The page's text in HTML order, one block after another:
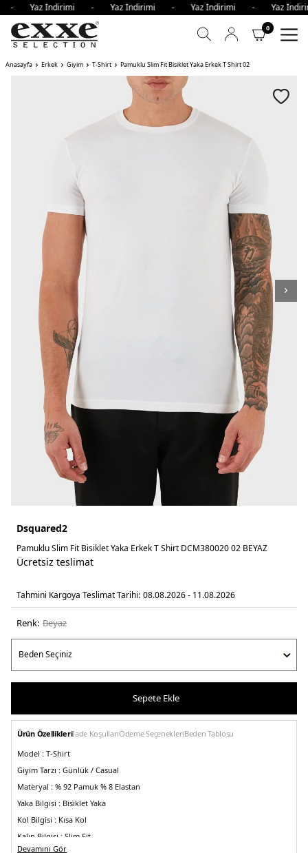
- Yaz İndirimi - Yaz İndirimi - Yaz İndirimi - Yaz
0
Anasayfa Erkek Giyim T-Shirt Pamuklu Slim Fit Bisiklet Yaka Erkek T Shirt 02
Dsquared2
Pamuklu Slim Fit Bisiklet Yaka Erkek T Shirt DCM380020 02 BEYAZ
Ücretsiz teslimat
Tahmini Kargoya Teslimat Tarihi: 08.08.2026 - 11.08.2026
Renk: beyaz
Sepete Ekle
Ürün Özellikleriİade KoşullarıÖdeme SeçenekleriBeden Tablosu
Model : T-Shirt
Giyim Tarzı : Günlük / Casual
Materyal : % 92 Pamuk % 8 Elastan
Yaka Bilgisi : Bisiklet Yaka
Kol Bilgisi : Kısa Kol
Kalıp Bilgisi : Slim Fit
Devamını Gör